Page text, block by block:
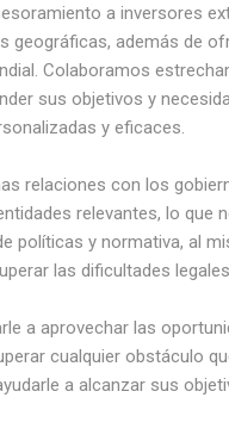
a inversores
geográficas, además de
Colaboramos
sus objetivos y
y eficaces.
relaciones con los
relevantes, lo que
políticas y normativa, al
las dificultades
a aprovechar las
cualquier obstáculo
a alcanzar sus